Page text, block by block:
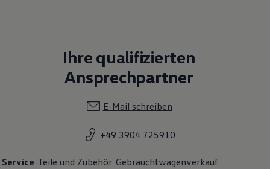
Ihre qualifizierten
Ansprechpartner
E-Mail schreiben
+49 3904 725910
Service Teile und Zubehör Gebrauchtwagenverkauf